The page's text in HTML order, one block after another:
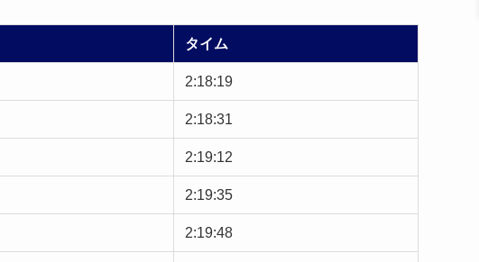
タイム
2:18:19
2:18:31
2:19:12
2:19:35
2:19:48